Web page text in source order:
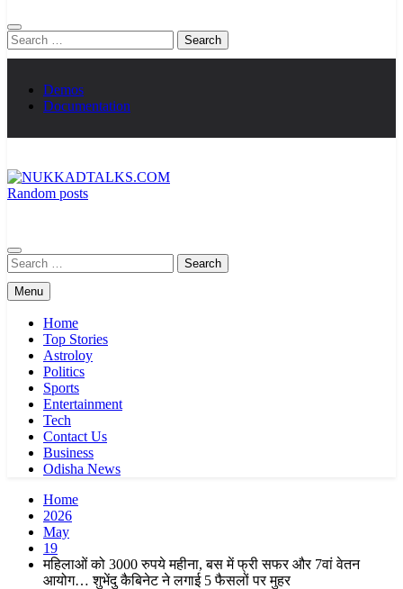
Search
for:
Demos
Documentation
Random posts
Search
for:
Menu
Home
Top Stories
Astroloy
Politics
Sports
Entertainment
Tech
Contact Us
Business
Odisha News
Home
2026
May
19
महिलाओं को 3000 रुपये महीना, बस में फ्री सफर और 7वां वेतन
आयोग… शुभेंदु कैबिनेट ने लगाई 5 फैसलों पर मुहर